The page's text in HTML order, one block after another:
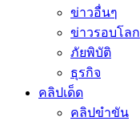
ข่าวอื่นๆ
ข่าวรอบโลก
ภัยพิบัติ
ธุรกิจ
คลิปเด็ด
คลิปขำขัน